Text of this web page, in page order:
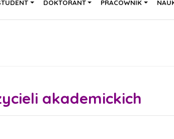
DOKTORANT PRACOWNIK
akademickich